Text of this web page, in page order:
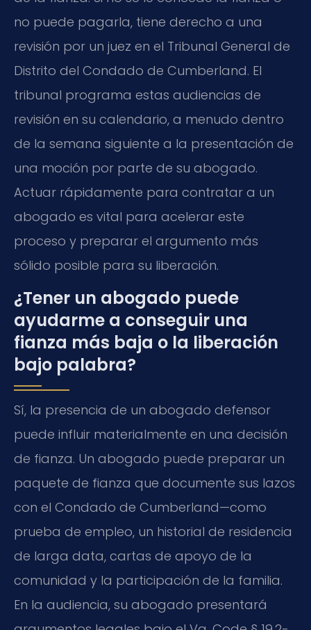
no puede pagarla, tiene derecho a una
revisión por un juez en el Tribunal General de
Distrito del Condado de Cumberland. El
tribunal programa estas audiencias de
revisión en su calendario, a menudo dentro
de la semana siguiente a la presentación de
una moción por parte de su abogado.
Actuar rápidamente para contratar a un
abogado es vital para acelerar este
proceso y preparar el argumento más
sólido posible para su liberación.
¿Tener un abogado puede
ayudarme a conseguir una
fianza más baja o la liberación
bajo palabra?
Sí, la presencia de un abogado defensor
puede influir materialmente en una decisión
de fianza. Un abogado puede preparar un
paquete de fianza que documente sus lazos
con el Condado de Cumberland—como
prueba de empleo, un historial de residencia
de larga data, cartas de apoyo de la
comunidad y la participación de la familia.
En la audiencia, su abogado presentará